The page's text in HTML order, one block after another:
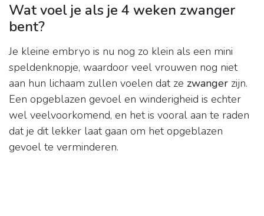
Wat voel je als je 4 weken zwanger
bent?
Je kleine embryo is nu nog zo klein als een mini
speldenknopje, waardoor veel vrouwen nog niet
aan hun lichaam zullen voelen dat ze zwanger zijn.
Een opgeblazen gevoel en winderigheid is echter
wel veelvoorkomend, en het is vooral aan te raden
dat je dit lekker laat gaan om het opgeblazen
gevoel te verminderen.